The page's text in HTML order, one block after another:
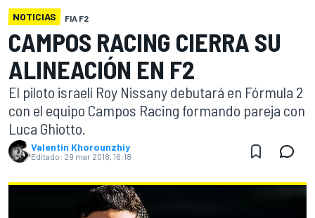
NOTICIAS FIA F2
CAMPOS RACING CIERRA SU
ALINEACIÓN EN F2
El piloto israelí Roy Nissany debutará en Fórmula 2
con el equipo Campos Racing formando pareja con
Luca Ghiotto.
Valentin Khorounzhiy
Editado: 29 mar 2018, 16:18